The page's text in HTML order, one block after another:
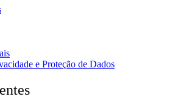
e Proteção de Dados